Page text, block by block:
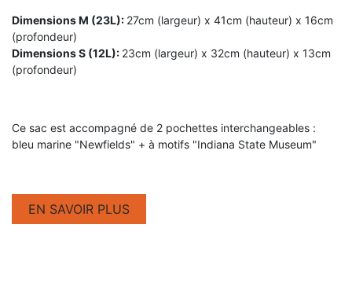
Dimensions M (23L): 27cm (largeur) x 41cm (hauteur) x 16cm
(profondeur)
Dimensions S (12L): 23cm (largeur) x 32cm (hauteur) x 13cm
(profondeur)
Ce sac est accompagné de 2 pochettes interchangeables :
bleu marine "Newfields" + à motifs "Indiana State Museum"
EN SAVOIR PLUS